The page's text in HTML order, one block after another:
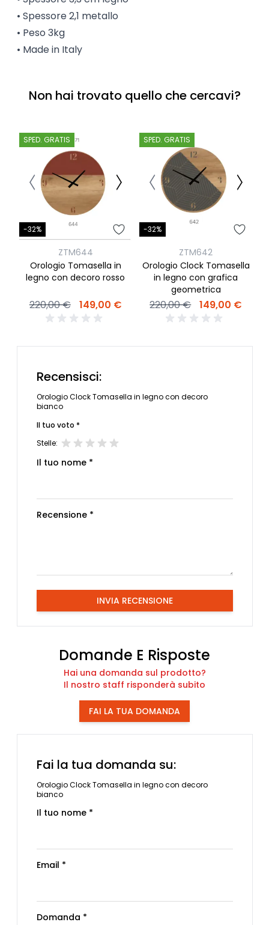
• Spessore 2,1 metallo
• Peso 3kg
• Made in Italy
Non hai trovato quello che cercavi?
SPED. GRATIS
-32%
ZTM644
Orologio Tomasella in
legno con decoro rosso
220,00 € 149,00 €
SPED. GRATIS
-32%
ZTM642
Orologio Clock Tomasella
in legno con grafica
geometrica
220,00 € 149,00 €
Recensisci:
Orologio Clock Tomasella in legno con decoro
bianco
Il tuo voto *
Stelle:
Il tuo nome *
Recensione *
INVIA RECENSIONE
Domande E Risposte
Hai una domanda sul prodotto?
Il nostro staff risponderà subito
FAI LA TUA DOMANDA
Fai la tua domanda su:
Orologio Clock Tomasella in legno con decoro
bianco
Il tuo nome *
Email *
Domanda *